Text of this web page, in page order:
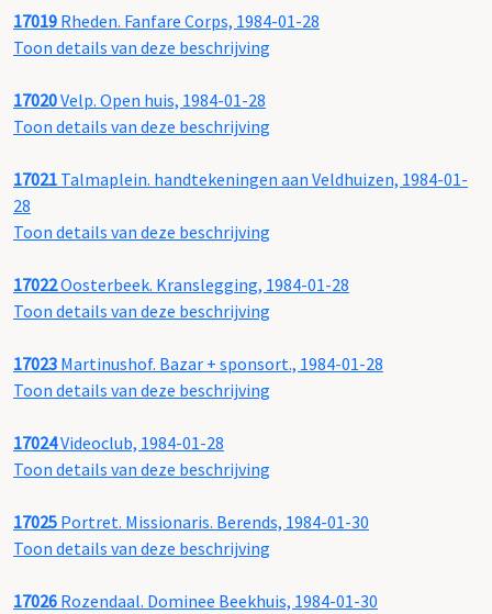
17019 Rheden. Fanfare Corps, 1984-01-28
Toon details van deze beschrijving
17020Velp. Open huis, 1984-01-28
Toon details van deze beschrijving
17021 Talmaplein. handtekeningen aan Veldhuizen, 1984-01-
28
Toon details van deze beschrijving
17022Oosterbeek. Kranslegging, 1984-01-28
Toon details van deze beschrijving
17023 Martinushof. Bazar + sponsort., 1984-01-28
Toon details van deze beschrijving
17024Videoclub, 1984-01-28
Toon details van deze beschrijving
17025 Portret. Missionaris. Berends, 1984-01-30
Toon details van deze beschrijving
17026 Rozendaal. Dominee Beekhuis, 1984-01-30